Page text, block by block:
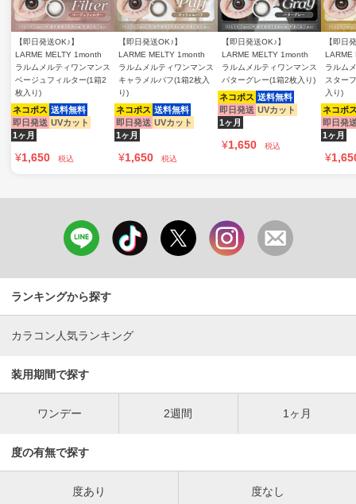
【即日発送OK♪】
LARME MELTY 1month
ラルムメルティワンマンス
ベージュフィルター(1箱2
枚入り)
ネコポス 送料無料
即日発送 UVカット
1ヶ月
¥1,650 税込
【即日発送OK♪】
LARME MELTY 1month
ラルムメルティワンマンス
キャラメルパフ(1箱2枚入
り)
ネコポス 送料無料
即日発送 UVカット
1ヶ月
¥1,650 税込
【即日発送OK♪】
LARME MELTY 1month
ラルムメルティワンマンス
バターグレー(1箱2枚入り)
ネコポス 送料無料
即日発送 UVカット
1ヶ月
¥1,650 税込
【即日
LARME
ラルム
スター
入り)
ネコポ
即日発
1ヶ月
¥
ランキングから探す
カラコン人気ランキング
装用期間で探す
ワンデー 2週間 1ヶ月
度の有無で探す
度あり 度なし